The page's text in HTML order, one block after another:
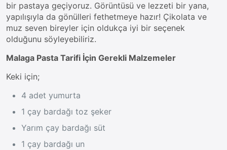
bir pastaya geçiyoruz. Görüntüsü ve lezzeti bir yana,
yapılışıyla da gönülleri fethetmeye hazır! Çikolata ve
muz seven bireyler için oldukça iyi bir seçenek
olduğunu söyleyebiliriz.
Malaga Pasta Tarifi İçin Gerekli Malzemeler
Keki için;
4 adet yumurta
1 çay bardağı toz şeker
Yarım çay bardağı süt
1 çay bardağı un